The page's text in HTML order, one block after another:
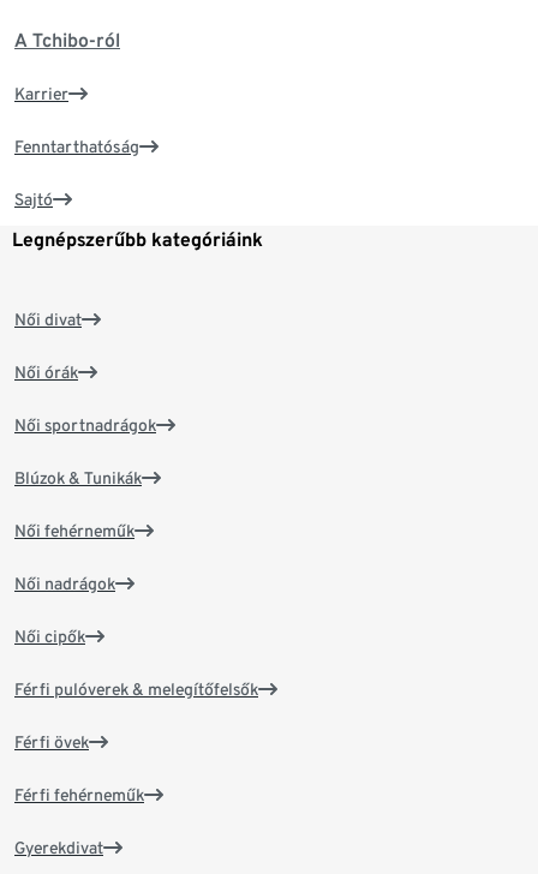
A Tchibo-ról
Karrier
Fenntarthatóság
Sajtó
Legnépszerűbb kategóriáink
Női divat
Női órák
Női sportnadrágok
Blúzok & Tunikák
Női fehérneműk
Női nadrágok
Női cipők
Férfi pulóverek & melegítőfelsők
Férfi övek
Férfi fehérneműk
Gyerekdivat